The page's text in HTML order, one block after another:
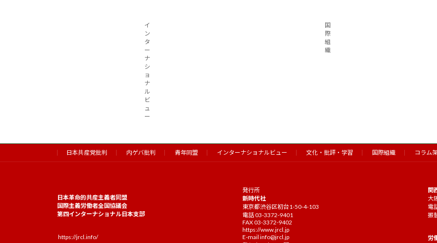
イ
ン
タ
ー
ナ
シ
ョ
ナ
ル
ビ
ュ
ー
国
際
組
織
日本共産党批判 内ゲバ批判 青年同盟 インターナショナルビュー 文化・批評・学習 国際組織 コラム
日本革命的共産主義者同盟
国際主義労働者全国協議会
第四インターナショナル日本支部
https://jrcl.info/
発行所
新時代社
東京都渋谷区初台1-50-4-103
電話 03-3372-9401
FAX 03-3372-9402
https://www.jrcl.jp
E-mail info@jrcl.jp
関
大
電
振
労